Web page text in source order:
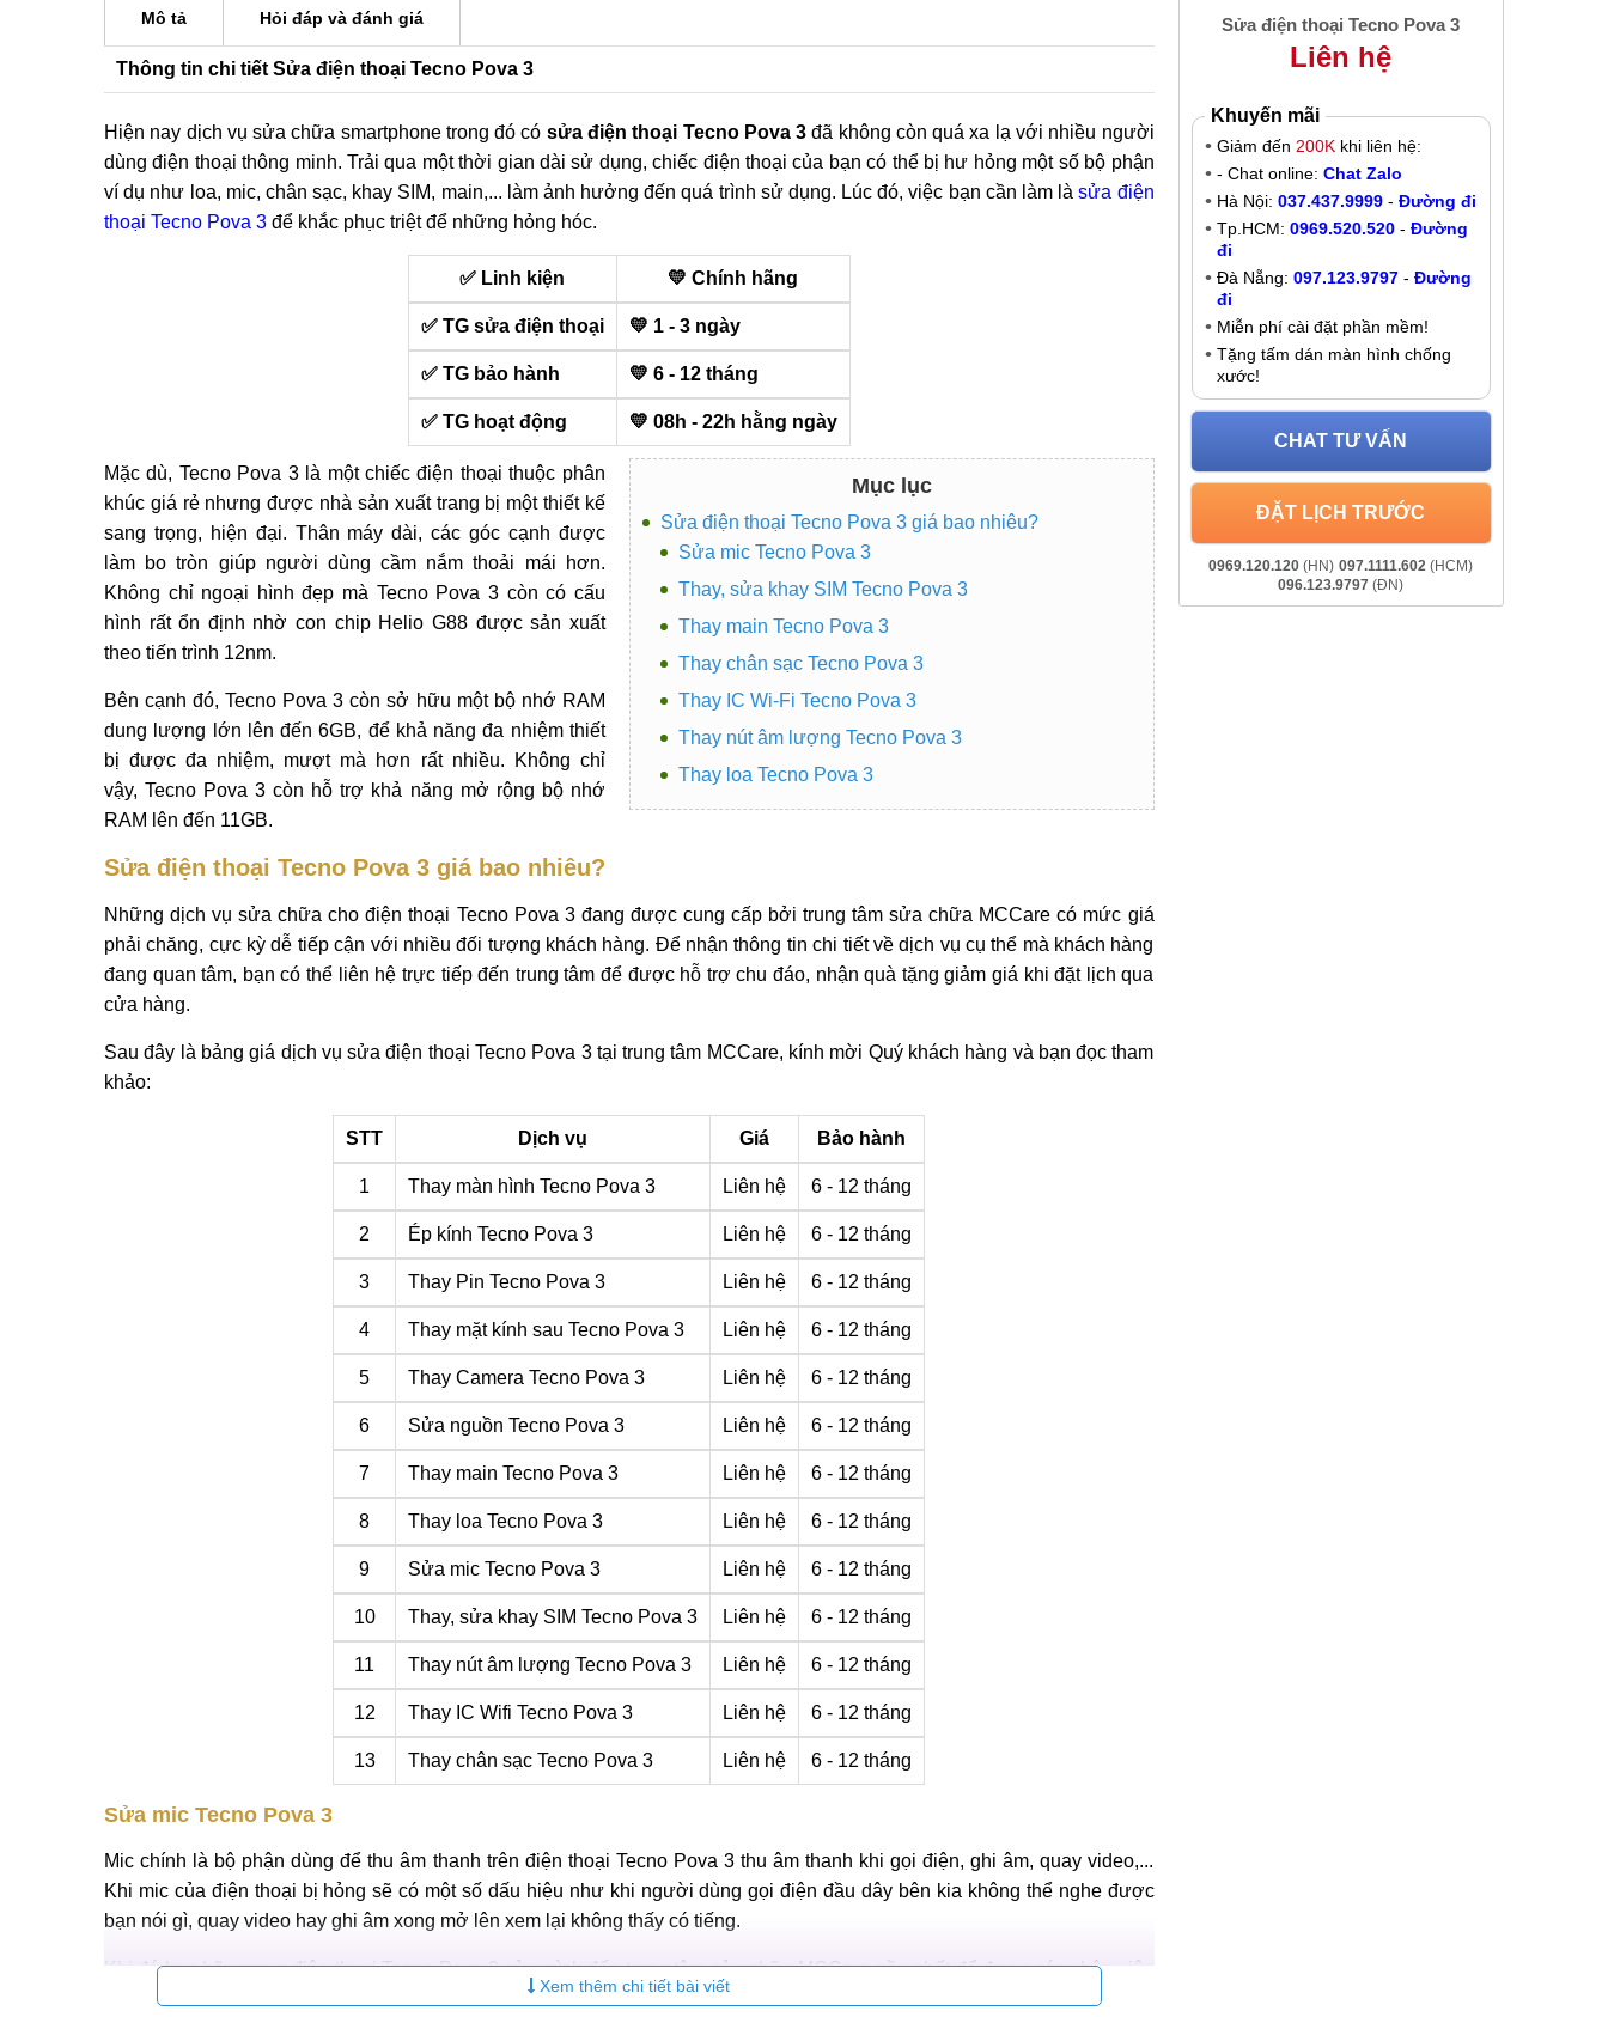
Mô tả Hỏi đáp và đánh giá
Thông tin chi tiết Sửa điện thoại Tecno Pova 3
Hiện nay dịch vụ sửa chữa smartphone trong đó có sửa điện thoại Tecno Pova 3 đã không còn quá xa lạ với nhiều người
dùng điện thoại thông minh. Trải qua một thời gian dài sử dụng, chiếc điện thoại của bạn có thể bị hư hỏng một số bộ phận
ví dụ như loa, mic, chân sạc, khay SIM, main,... làm ảnh hưởng đến quá trình sử dụng. Lúc đó, việc bạn cần làm làsửa điện
thoại Tecno Pova 3 để khắc phục triệt để những hỏng hóc.
✅ Linh kiện 💛 Chính hãng
✅ TG sửa điện thoại 💛 1 - 3 ngày
✅ TG bảo hành 💛 6 - 12 tháng
✅ TG hoạt động 💛 08h - 22h hằng ngày
Mục lục
Sửa điện thoại Tecno Pova 3 giá bao nhiêu?
Sửa mic Tecno Pova 3
Thay, sửa khay SIM Tecno Pova 3
Thay main Tecno Pova 3
Thay chân sạc Tecno Pova 3
Thay IC Wi-Fi Tecno Pova 3
Thay nút âm lượng Tecno Pova 3
Thay loa Tecno Pova 3
Mặc dù, Tecno Pova 3 là một chiếc điện thoại thuộc phân
khúc giá rẻ nhưng được nhà sản xuất trang bị một thiết kế
sang trọng, hiện đại. Thân máy dài, các góc cạnh được
làm bo tròn giúp người dùng cầm nắm thoải mái hơn.
Không chỉ ngoại hình đẹp mà Tecno Pova 3 còn có cấu
hình rất ổn định nhờ con chip Helio G88 được sản xuất
theo tiến trình 12nm.
Bên cạnh đó, Tecno Pova 3 còn sở hữu một bộ nhớ RAM
dung lượng lớn lên đến 6GB, để khả năng đa nhiệm thiết
bị được đa nhiệm, mượt mà hơn rất nhiều. Không chỉ
vậy, Tecno Pova 3 còn hỗ trợ khả năng mở rộng bộ nhớ
RAM lên đến 11GB.
Sửa điện thoại Tecno Pova 3 giá bao nhiêu?
Những dịch vụ sửa chữa cho điện thoại Tecno Pova 3 đang được cung cấp bởi trung tâm sửa chữa MCCare có mức giá
phải chăng, cực kỳ dễ tiếp cận với nhiều đối tượng khách hàng. Để nhận thông tin chi tiết về dịch vụ cụ thể mà khách hàng
đang quan tâm, bạn có thể liên hệ trực tiếp đến trung tâm để được hỗ trợ chu đáo, nhận quà tặng giảm giá khi đặt lịch qua
cửa hàng.
Sau đây là bảng giá dịch vụ sửa điện thoại Tecno Pova 3 tại trung tâm MCCare, kính mời Quý khách hàng và bạn đọc tham
khảo:
STT Dịch vụ Giá Bảo hành
1 Thay màn hình Tecno Pova 3 Liên hệ 6 - 12 tháng
2 Ép kính Tecno Pova 3 Liên hệ 6 - 12 tháng
3 Thay Pin Tecno Pova 3 Liên hệ 6 - 12 tháng
4 Thay mặt kính sau Tecno Pova 3 Liên hệ 6 - 12 tháng
5 Thay Camera Tecno Pova 3 Liên hệ 6 - 12 tháng
6 Sửa nguồn Tecno Pova 3 Liên hệ 6 - 12 tháng
7 Thay main Tecno Pova 3 Liên hệ 6 - 12 tháng
8 Thay loa Tecno Pova 3 Liên hệ 6 - 12 tháng
9 Sửa mic Tecno Pova 3 Liên hệ 6 - 12 tháng
10 Thay, sửa khay SIM Tecno Pova 3 Liên hệ 6 - 12 tháng
11 Thay nút âm lượng Tecno Pova 3 Liên hệ 6 - 12 tháng
12 Thay IC Wifi Tecno Pova 3 Liên hệ 6 - 12 tháng
13 Thay chân sạc Tecno Pova 3 Liên hệ 6 - 12 tháng
Sửa mic Tecno Pova 3
Mic chính là bộ phận dùng để thu âm thanh trên điện thoại Tecno Pova 3 thu âm thanh khi gọi điện, ghi âm, quay video,...
Khi mic của điện thoại bị hỏng sẽ có một số dấu hiệu như khi người dùng gọi điện đầu dây bên kia không thể nghe được
bạn nói gì, quay video hay ghi âm xong mở lên xem lại không thấy có tiếng.
Khi đó bạn hãy mang điện thoại Tecno Pova 3 của mình đến trung tâm sửa chữa MCCare gần nhất để được các nhân viên
kỹ thuật tại đây kiểm tra và sửa chữa kịp thời. Với kinh nghiệm hơn 10 năm trong lĩnh vực sửa chữa, chắc chắn khách hàng
Xem thêm chi tiết bài viết
Sửa điện thoại Tecno Pova 3
Liên hệ
Khuyến mãi
Giảm đến 200Kkhi liên hệ:
- Chat online: Chat Zalo
Hà Nội: 037.437.9999- Đường đi
Tp.HCM: 0969.520.520- Đường
đi
Đà Nẵng: 097.123.9797- Đường
đi
Miễn phí cài đặt phần mềm!
Tặng tấm dán màn hình chống
xước!
CHAT TƯ VẤN
ĐẶT LỊCH TRƯỚC
0969.120.120 (HN) 097.1111.602 (HCM)
096.123.9797 (ĐN)